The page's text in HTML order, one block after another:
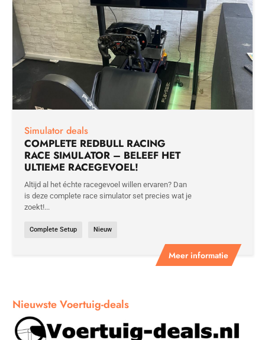
Meer informatie
Simulator deals
COMPLETE REDBULL RACING
RACE SIMULATOR – BELEEF HET
ULTIEME RACEGEVOEL!
Altijd al het échte racegevoel willen ervaren? Dan
is deze complete race simulator set precies wat je
zoekt!...
Complete Setup Nieuw
Nieuwste Voertuig-deals